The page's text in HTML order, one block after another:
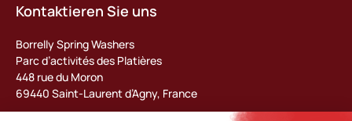
Kontaktieren Sie uns
Borrelly Spring Washers
Parc d’activités des Platières
448 rue du Moron
69440 Saint-Laurent d’Agny, France